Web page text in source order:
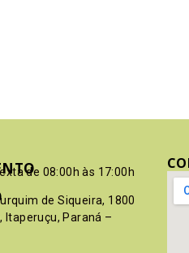
de 08:00h às 17:00h
de Siqueira, 1800
Itaperuçu, Paraná –